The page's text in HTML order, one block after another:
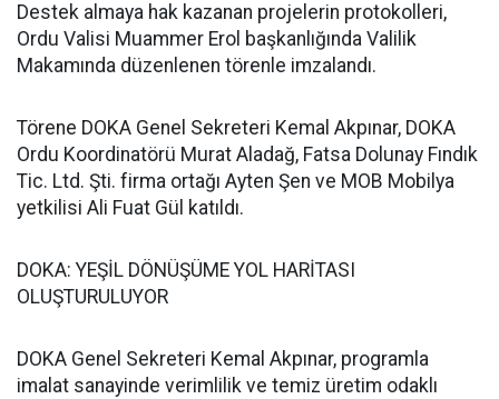
Destek almaya hak kazanan projelerin protokolleri,
Ordu Valisi Muammer Erol başkanlığında Valilik
Makamında düzenlenen törenle imzalandı.
Törene DOKA Genel Sekreteri Kemal Akpınar, DOKA
Ordu Koordinatörü Murat Aladağ, Fatsa Dolunay Fındık
Tic. Ltd. Şti. firma ortağı Ayten Şen ve MOB Mobilya
yetkilisi Ali Fuat Gül katıldı.
DOKA: YEŞİL DÖNÜŞÜME YOL HARİTASI
OLUŞTURULUYOR
DOKA Genel Sekreteri Kemal Akpınar, programla
imalat sanayinde verimlilik ve temiz üretim odaklı